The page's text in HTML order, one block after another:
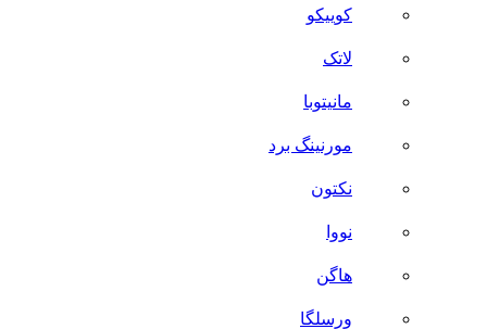
کوییکو
لاتک
مانیتوبا
مورنینگ برد
نکتون
نووا
هاگن
ورسلگا